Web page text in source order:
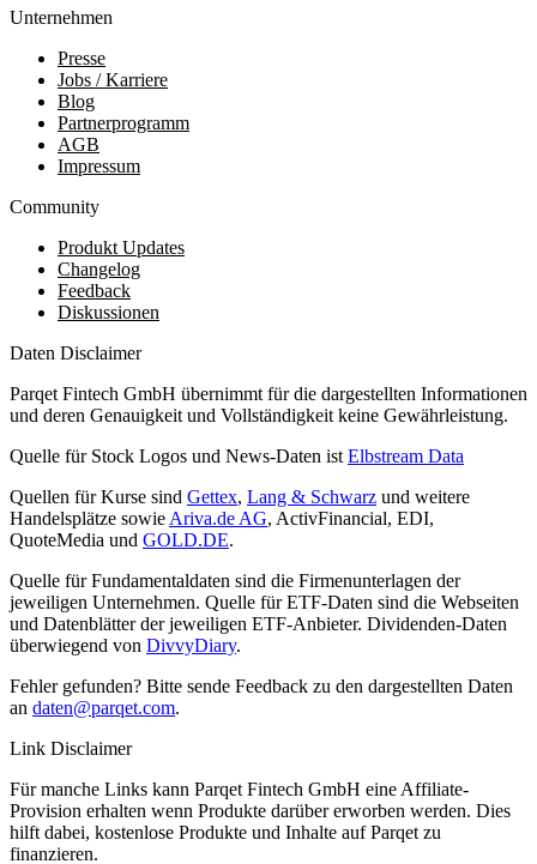
Unternehmen
Presse
Jobs / Karriere
Blog
Partnerprogramm
AGB
Impressum
Community
Produkt Updates
Changelog
Feedback
Diskussionen
Daten Disclaimer
Parqet Fintech GmbH übernimmt für die dargestellten Informationen
und deren Genauigkeit und Vollständigkeit keine Gewährleistung.
Quelle für Stock Logos und News-Daten ist Elbstream Data
Quellen für Kurse sind Gettex, Lang & Schwarz und weitere
Handelsplätze sowie Ariva.de AG, ActivFinancial, EDI,
QuoteMedia und GOLD.DE.
Quelle für Fundamentaldaten sind die Firmenunterlagen der
jeweiligen Unternehmen. Quelle für ETF-Daten sind die Webseiten
und Datenblätter der jeweiligen ETF-Anbieter. Dividenden-Daten
überwiegend von DivvyDiary.
Fehler gefunden? Bitte sende Feedback zu den dargestellten Daten
an daten@parqet.com.
Link Disclaimer
Für manche Links kann Parqet Fintech GmbH eine Affiliate-
Provision erhalten wenn Produkte darüber erworben werden. Dies
hilft dabei, kostenlose Produkte und Inhalte auf Parqet zu
finanzieren.